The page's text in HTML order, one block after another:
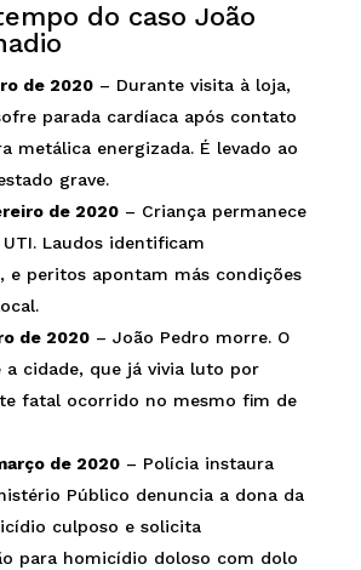
do caso João
de 2020– Durante visita à loja,
parada cardíaca após contato
metálica energizada. É levado ao
grave.
de 2020– Criança permanece
Laudos identificam
e peritos apontam más condições
de 2020– João Pedro morre. O
a cidade, que já vivia luto por
fatal ocorrido no mesmo fim de
de 2020– Polícia instaura
Público denuncia a dona da
culposo e solicita
para homicídio doloso com dolo